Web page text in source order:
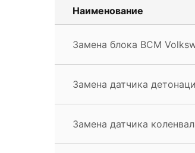
Наименование
Замена блока BCM
Замена датчика
Замена датчика